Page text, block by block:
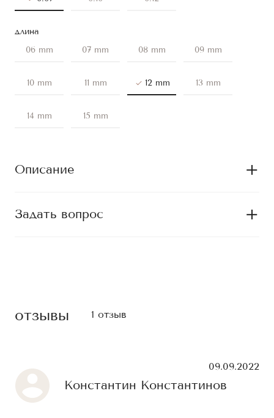
длина
06 mm
07 mm 08 mm 09 mm
10 mm 11 mm 12 mm 13 mm
14 mm 15 mm
Описание
Задать вопрос
отзывы 1 отзыв
Константин Константинов
09.09.2022